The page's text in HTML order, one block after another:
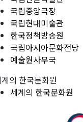
국립중앙극장
국립현대미술관
한국정책방송원
국립아시아문화전당
예술원사무국
의 한국문화원
세계의 한국문화원